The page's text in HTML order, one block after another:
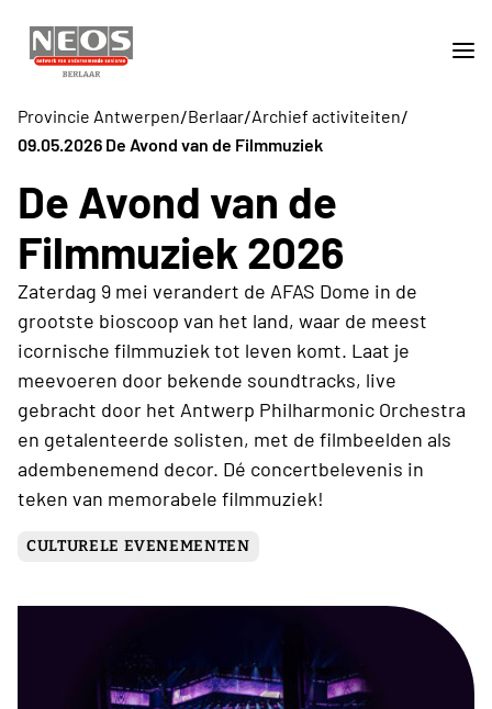
Provincie Antwerpen/Berlaar/Archief activiteiten/
09.05.2026 De Avond van de Filmmuziek
De Avond van de
Filmmuziek 2026
Zaterdag 9 mei verandert de AFAS Dome in de
grootste bioscoop van het land, waar de meest
icornische filmmuziek tot leven komt. Laat je
meevoeren door bekende soundtracks, live
gebracht door het Antwerp Philharmonic Orchestra
en getalenteerde solisten, met de filmbeelden als
adembenemend decor. Dé concertbelevenis in
teken van memorabele filmmuziek!
CULTURELE EVENEMENTEN